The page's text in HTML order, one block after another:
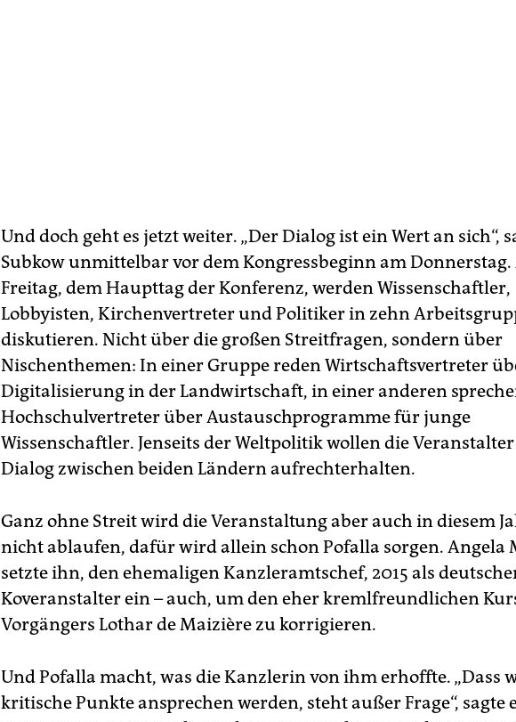
Und doch geht es jetzt weiter. „Der Dialog ist ein Wert an sich“,
Subkow unmittelbar vor dem Kongressbeginn am Donnerstag.
Freitag, dem Haupttag der Konferenz, werden Wissenschaftler,
Lobbyisten, Kirchenvertreter und Politiker in zehn
diskutieren. Nicht über die großen Streitfragen, sondern über
Nischenthemen: In einer Gruppe reden Wirtschaftsvertreter
Digitalisierung in der Landwirtschaft, in einer anderen
Hochschulvertreter über Austauschprogramme für junge
Wissenschaftler. Jenseits der Weltpolitik wollen die Veranstalter
Dialog zwischen beiden Ländern aufrechterhalten.
Ganz ohne Streit wird die Veranstaltung aber auch in diesem
nicht ablaufen, dafür wird allein schon Pofalla sorgen. Angela
setzte ihn, den ehemaligen Kanzleramtschef, 2015 als
Koveranstalter ein – auch, um den eher kreml­freundlichen
Vorgängers Lothar de Maizière zu korrigieren.
Und Pofalla macht, was die Kanzlerin von ihm erhoffte. „Dass
kritische Punkte ansprechen werden, steht außer Frage“, sagte